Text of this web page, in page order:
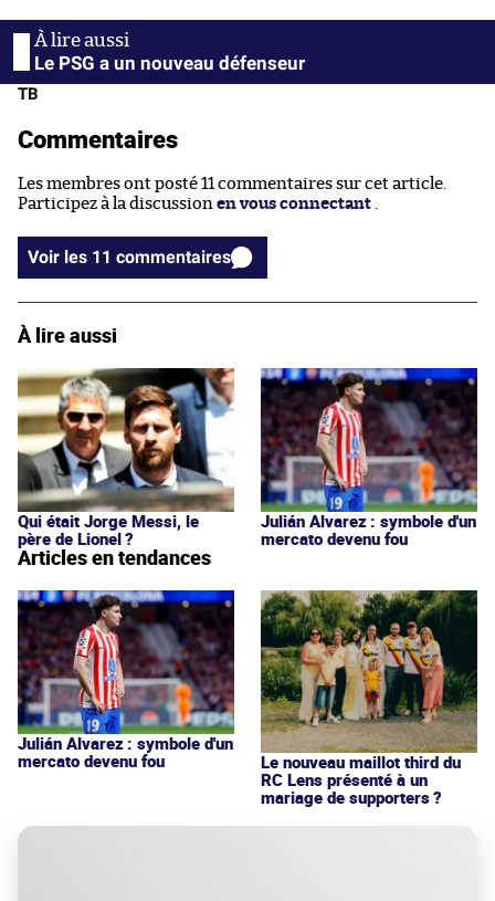
Le PSG a un nouveau défenseur
TB
Commentaires
Les membres ont posté 11 commentaires sur cet article.
Participez à la discussion en vous connectant
Voir les 11 commentaires
À lire aussi
Qui était Jorge Messi, le
père de Lionel ?
Julián Alvarez : symbole d'un
mercato devenu fou
Articles en tendances
Julián Alvarez : symbole d'un
mercato devenu fou
Le nouveau maillot third du
RC Lens présenté à un
mariage de supporters ?